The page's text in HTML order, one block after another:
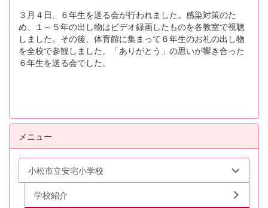
３月４日、６年生を送る会が行われました。感染対策のた
め、１～５年の出し物はビデオ録画したものを各教室で視聴
しました。その後、体育館に集まって６年生のお礼の出し物
を全校で参観しました。「ありがとう」の思いが響き合った
６年生を送る会でした。
メニュー
小松市立安宅小学校
学校紹介